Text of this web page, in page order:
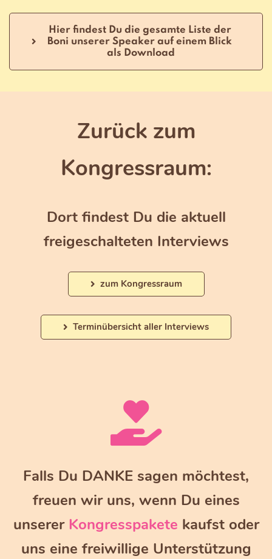
Hier findest Du die gesamte Liste der
Boni unserer Speaker auf einem Blick
als Download
Zurück zum
Kongressraum:
Dort findest Du die aktuell
freigeschalteten Interviews
zum Kongressraum
Terminübersicht aller Interviews
Falls Du DANKE sagen möchtest,
freuen wir uns, wenn Du eines
unserer Kongresspakete kaufst oder
uns eine freiwillige Unterstützung